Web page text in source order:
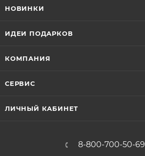
НОВИНКИ
ИДЕИ ПОДАРКОВ
КОМПАНИЯ
СЕРВИС
ЛИЧНЫЙ КАБИНЕТ
8-800-700-50-69